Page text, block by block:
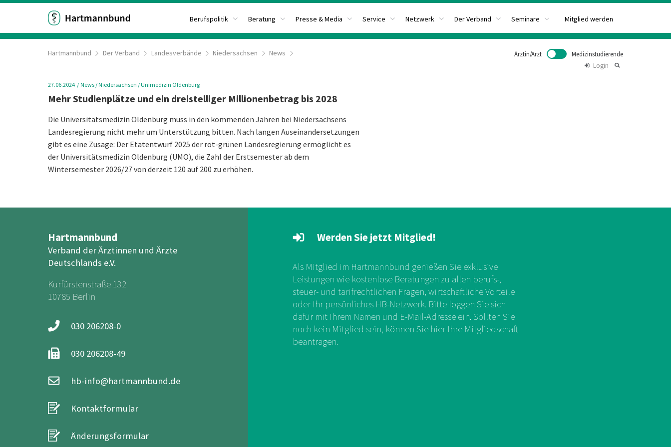
Berufspolitik Beratung Presse & Media Service Netzwerk Der Verband Seminare Mitglied werden
Hartmannbund Der Verband Landesverbände Niedersachsen News Ärztin/Arzt
Medizinstudierende
Login
27.06.2024 News / Niedersachsen / Unimedizin Oldenburg
Mehr Studienplätze und ein dreistelliger Millionenbetrag bis 2028
Die Universitätsmedizin Oldenburg muss in den kommenden Jahren bei Niedersachsens
Landesregierung nicht mehr um Unterstützung bitten. Nach langen Auseinandersetzungen
gibt es eine Zusage: Der Etatentwurf 2025 der rot-grünen Landesregierung ermöglicht es
der Universitätsmedizin Oldenburg (UMO), die Zahl der Erstsemester ab dem
Wintersemester 2026/27 von derzeit 120 auf 200 zu erhöhen.
Hartmannbund
Verband der Ärztinnen und Ärzte
Deutschlands e.V.
Kurfürstenstraße 132
10785 Berlin
030 206208-0
030 206208-49
hb-info@hartmannbund.de
Kontaktformular
Änderungsformular
Werden Sie jetzt Mitglied!
Als Mitglied im Hartmannbund genießen Sie exklusive
Leistungen wie kostenlose Beratungen zu allen berufs-,
steuer- und tarifrechtlichen Fragen, wirtschaftliche Vorteile
oder Ihr persönliches HB-Netzwerk. Bitte loggen Sie sich
dafür mit Ihrem Namen und E-Mail-Adresse ein. Sollten Sie
noch kein Mitglied sein, können Sie hier Ihre Mitgliedschaft
beantragen.